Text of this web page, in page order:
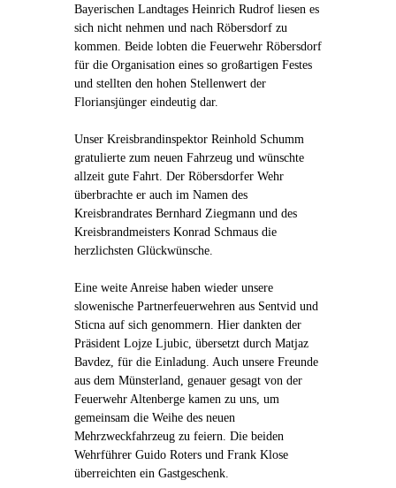
Bayerischen Landtages Heinrich Rudrof liesen es
sich nicht nehmen und nach Röbersdorf zu
kommen. Beide lobten die Feuerwehr Röbersdorf
für die Organisation eines so großartigen Festes
und stellten den hohen Stellenwert der
Floriansjünger eindeutig dar.
Unser Kreisbrandinspektor Reinhold Schumm
gratulierte zum neuen Fahrzeug und wünschte
allzeit gute Fahrt. Der Röbersdorfer Wehr
überbrachte er auch im Namen des
Kreisbrandrates Bernhard Ziegmann und des
Kreisbrandmeisters Konrad Schmaus die
herzlichsten Glückwünsche.
Eine weite Anreise haben wieder unsere
slowenische Partnerfeuerwehren aus Sentvid und
Sticna auf sich genommern. Hier dankten der
Präsident Lojze Ljubic, übersetzt durch Matjaz
Bavdez, für die Einladung. Auch unsere Freunde
aus dem Münsterland, genauer gesagt von der
Feuerwehr Altenberge kamen zu uns, um
gemeinsam die Weihe des neuen
Mehrzweckfahrzeug zu feiern. Die beiden
Wehrführer Guido Roters und Frank Klose
überreichten ein Gastgeschenk.